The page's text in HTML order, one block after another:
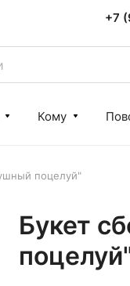
+7
Кому
поцелуй"
Букет